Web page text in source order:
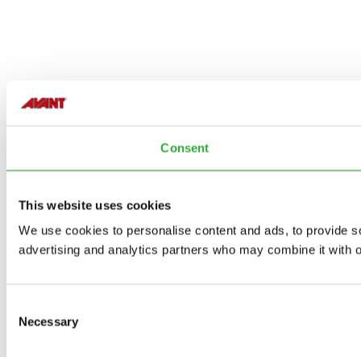
Consent
This website uses cookies
We use cookies to personalise content and ads, to provide
advertising and analytics partners who may combine it with
Selection
Necessary